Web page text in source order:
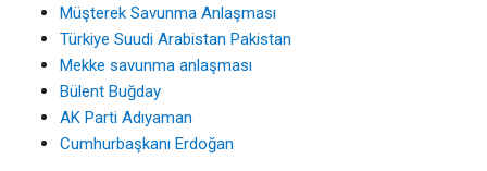
Müşterek Savunma Anlaşması
Türkiye Suudi Arabistan Pakistan
Mekke savunma anlaşması
Bülent Buğday
AK Parti Adıyaman
Cumhurbaşkanı Erdoğan